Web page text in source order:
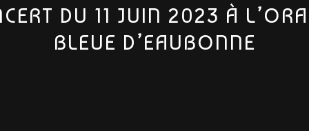
DU 11 JUIN 2023 À
BLEUE D’EAUBONNE